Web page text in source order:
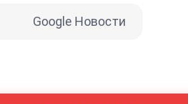
Google Новости